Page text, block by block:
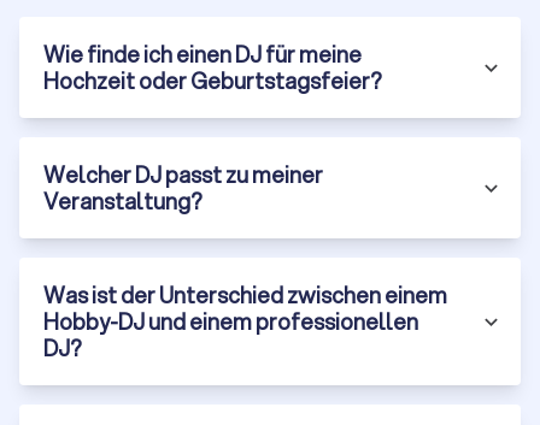
Wie finde ich einen DJ für meine
Hochzeit oder Geburtstagsfeier?
Welcher DJ passt zu meiner
Veranstaltung?
Was ist der Unterschied zwischen einem
Hobby-DJ und einem professionellen
DJ?